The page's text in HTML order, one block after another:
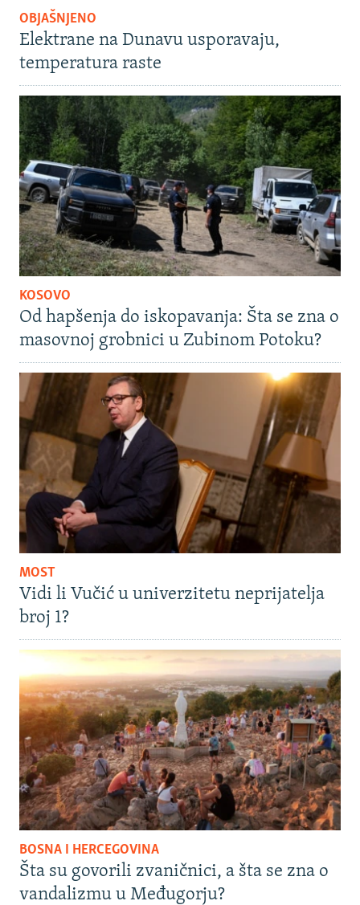
OBJAŠNJENO
Elektrane na Dunavu usporavaju,
temperatura raste
KOSOVO
Od hapšenja do iskopavanja: Šta se zna o
masovnoj grobnici u Zubinom Potoku?
MOST
Vidi li Vučić u univerzitetu neprijatelja
broj 1?
BOSNA I HERCEGOVINA
Šta su govorili zvaničnici, a šta se zna o
vandalizmu u Međugorju?